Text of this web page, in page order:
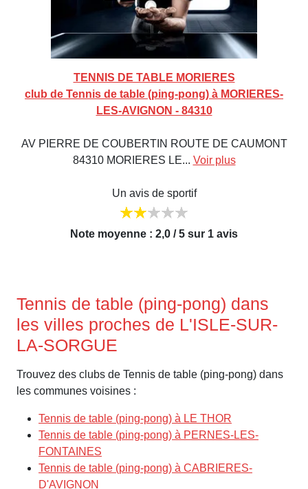
TENNIS DE TABLE MORIERES
club de Tennis de table (ping-pong) à MORIERES-
LES-AVIGNON - 84310
AV PIERRE DE COUBERTIN ROUTE DE CAUMONT
84310 MORIERES LE... Voir plus
Un avis de sportif
Note moyenne : 2,0 / 5 sur 1 avis
Tennis de table (ping-pong) dans
les villes proches de L'ISLE-SUR-
LA-SORGUE
Trouvez des clubs de Tennis de table (ping-pong) dans
les communes voisines :
Tennis de table (ping-pong) à LE THOR
Tennis de table (ping-pong) à PERNES-LES-
FONTAINES
Tennis de table (ping-pong) à CABRIERES-
D'AVIGNON